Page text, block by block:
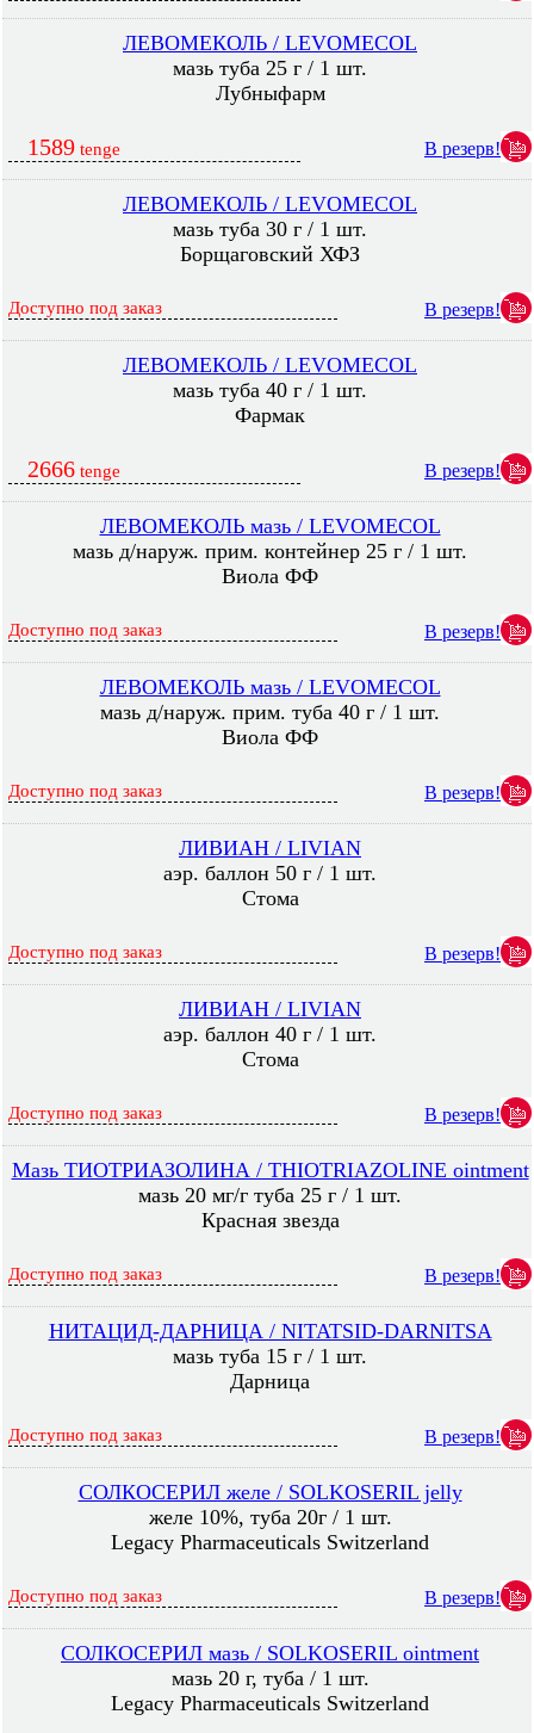
ЛЕВОМЕКОЛЬ / LEVOMECOL
мазь туба 25 г / 1 шт.
Лубныфарм
1589 tenge В резерв!
ЛЕВОМЕКОЛЬ / LEVOMECOL
мазь туба 30 г / 1 шт.
Борщаговский ХФЗ
Доступно под заказ В резерв!
ЛЕВОМЕКОЛЬ / LEVOMECOL
мазь туба 40 г / 1 шт.
Фармак
2666 tenge В резерв!
ЛЕВОМЕКОЛЬ мазь / LEVOMECOL
мазь д/наруж. прим. контейнер 25 г / 1 шт.
Виола ФФ
Доступно под заказ В резерв!
ЛЕВОМЕКОЛЬ мазь / LEVOMECOL
мазь д/наруж. прим. туба 40 г / 1 шт.
Виола ФФ
Доступно под заказ В резерв!
ЛИВИАН / LIVIAN
аэр. баллон 50 г / 1 шт.
Стома
Доступно под заказ В резерв!
ЛИВИАН / LIVIAN
аэр. баллон 40 г / 1 шт.
Стома
Доступно под заказ В резерв!
Мазь ТИОТРИАЗОЛИНА / THIOTRIAZOLINЕ ointment
мазь 20 мг/г туба 25 г / 1 шт.
Красная звезда
Доступно под заказ В резерв!
НИТАЦИД-ДАРНИЦА / NITATSID-DARNITSA
мазь туба 15 г / 1 шт.
Дарница
Доступно под заказ В резерв!
СОЛКОСЕРИЛ желе / SOLKOSERIL jelly
желе 10%, туба 20г / 1 шт.
Legacy Pharmaceuticals Switzerland
Доступно под заказ В резерв!
СОЛКОСЕРИЛ мазь / SOLKOSERIL ointment
мазь 20 г, туба / 1 шт.
Legacy Pharmaceuticals Switzerland